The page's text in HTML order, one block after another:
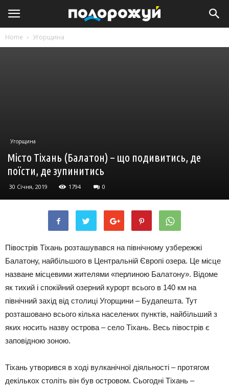
Home Угорщина
Угорщина
Місто Тіхань (Балатон) – що подивитись, де
поїсти, де зупинитись
30 Січня, 2019 1794 0
Півострів Тіхань розташувався на північному узбережжі
Балатону, найбільшого в Центральній Європі озера. Це місце
назване місцевими жителями «перлиною Балатону». Відоме
як тихий і спокійний озерний курорт всього в 140 км на
північний захід від столиці Угорщини – Будапешта. Тут
розташовано всього кілька населених пунктів, найбільший з
яких носить назву острова – село Тіхань. Весь півострів є
заповідною зоною.
Тіхань утворився в ході вулканічної діяльності – протягом
декількох століть він був островом. Сьогодні Тіхань –